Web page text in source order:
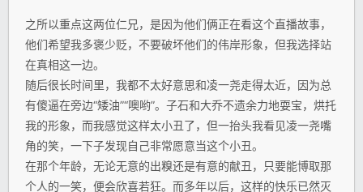
之所以重点这两位仁兄，是因为他们俩正在看这个直播故事，
他们希望我多褒少贬，不要破坏他们的伟岸形象，但我选择站
在真相这一边。
随后很长时间里，我都不太好意思和凌一尧走得太近，因为总
有傻逼在旁边“矮油”“噢哟”。子石和大乔不遗余力地耍宝，烘托
我的形象，而我感觉这样太小丑了，但一抬头我看见凌一尧嘴
角的笑，一下子发现自己非常愿意当这个小丑。
在那个年龄，无论无意的出糗还是有意的献丑，只要能博取那
个人的一笑，便会欣喜若狂。而多年以后，这样的快乐已然灭